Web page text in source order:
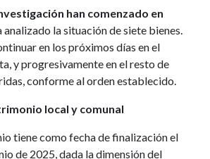
han comenzado en
analizado la situación de siete bienes.
en los próximos días en el
y progresivamente en el resto de
conforme al orden establecido.
local y comunal
tiene como fecha de finalización el
de 2025, dada la dimensión del